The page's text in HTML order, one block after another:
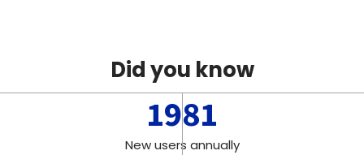
Did you know
1981
New users annually